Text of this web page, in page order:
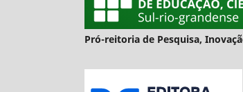
Pró-reitoria de Pesquisa,